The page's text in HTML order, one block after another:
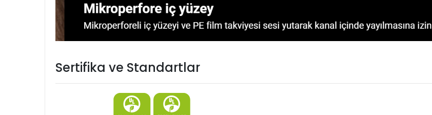
Sertifika ve Standartlar